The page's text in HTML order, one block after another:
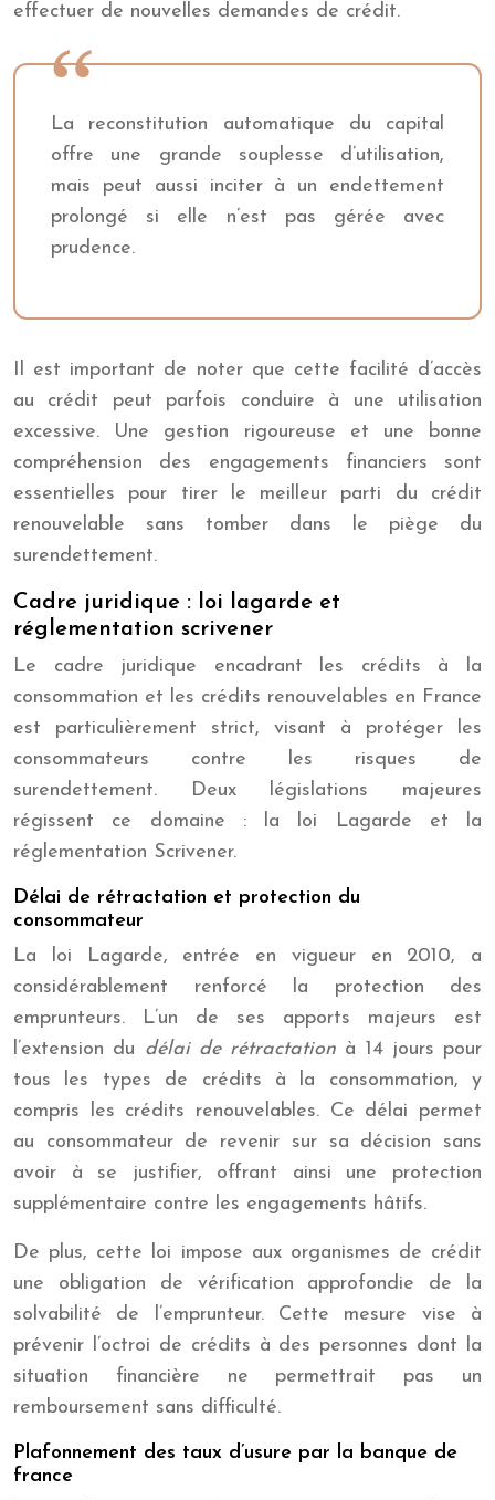
effectuer de nouvelles demandes de crédit.
La reconstitution automatique du capital
offre une grande souplesse d’utilisation,
mais peut aussi inciter à un endettement
prolongé si elle n’est pas gérée avec
prudence.
Il est important de noter que cette facilité d’accès
au crédit peut parfois conduire à une utilisation
excessive. Une gestion rigoureuse et une bonne
compréhension des engagements financiers sont
essentielles pour tirer le meilleur parti du crédit
renouvelable sans tomber dans le piège du
surendettement.
Cadre juridique : loi lagarde et
réglementation scrivener
Le cadre juridique encadrant les crédits à la
consommation et les crédits renouvelables en France
est particulièrement strict, visant à protéger les
consommateurs contre les risques de
surendettement. Deux législations majeures
régissent ce domaine : la loi Lagarde et la
réglementation Scrivener.
Délai de rétractation et protection du
consommateur
La loi Lagarde, entrée en vigueur en 2010, a
considérablement renforcé la protection des
emprunteurs. L’un de ses apports majeurs est
l’extension du délai de rétractation à 14 jours pour
tous les types de crédits à la consommation, y
compris les crédits renouvelables. Ce délai permet
au consommateur de revenir sur sa décision sans
avoir à se justifier, offrant ainsi une protection
supplémentaire contre les engagements hâtifs.
De plus, cette loi impose aux organismes de crédit
une obligation de vérification approfondie de la
solvabilité de l’emprunteur. Cette mesure vise à
prévenir l’octroi de crédits à des personnes dont la
situation financière ne permettrait pas un
remboursement sans difficulté.
Plafonnement des taux d’usure par la banque de
france